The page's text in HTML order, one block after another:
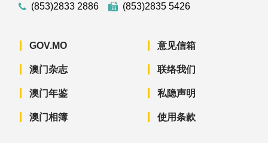
(853)2833 2886
(853)2835 5426
GOV.MO
澳门杂志
澳门年鉴
澳门相簿
意见信箱
联络我们
私隐声明
使用条款